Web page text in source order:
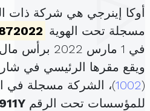
أوكا إينرجي هي شركة ذات
مسجلة تحت الهوية
في 1 مارس 2022 برأس مال قدره
ويقع مقرها الرئيسي في
(
1002)، الشركة مسجلة في
للمؤسسات تحت الرقم